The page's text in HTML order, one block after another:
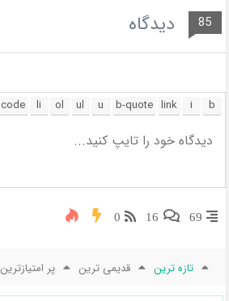
85 دیدگاه
69
16
0
تازه ترین قدیمی ترین پر امتیازترین